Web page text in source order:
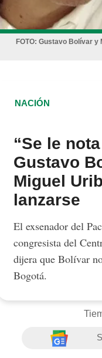
FOTO: Gustavo Bolívar y
NACIÓN
“Se le
Gustavo
Miguel
lanzarse
El exsenador del
congresista del
dijera que Bolívar
Bogotá.